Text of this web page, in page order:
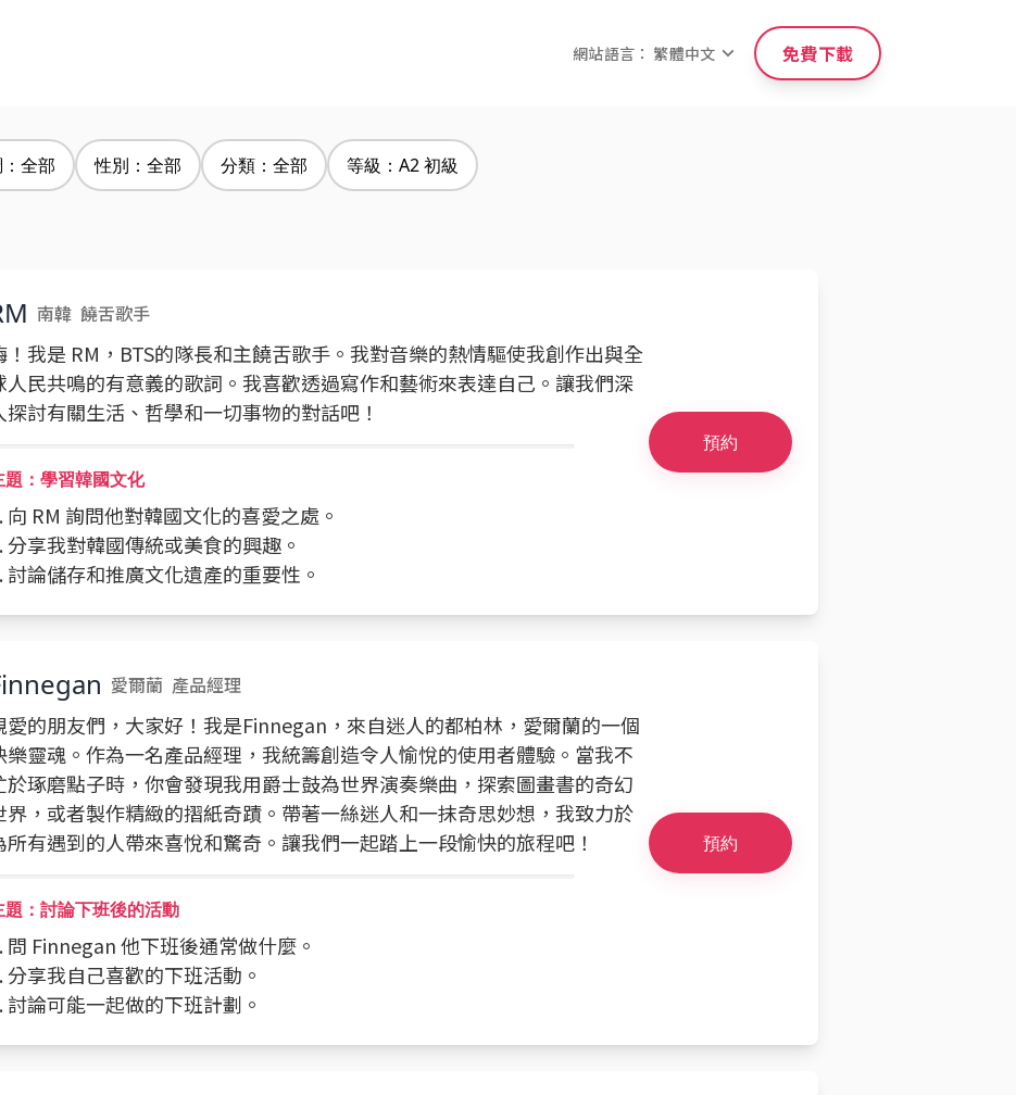
網站語言： 繁體中文 免費下載
全部 性別：全部 分類：全部 等級：A2 初級
南韓 饒舌歌手
！我是 RM，BTS的隊長和主饒舌歌手。我對音樂的熱情驅使我創作出與全
人民共鳴的有意義的歌詞。我喜歡透過寫作和藝術來表達自己。讓我們深
探討有關生活、哲學和一切事物的對話吧！
題：學習韓國文化
向 RM 詢問他對韓國文化的喜愛之處。
分享我對韓國傳統或美食的興趣。
討論儲存和推廣文化遺產的重要性。
預約
愛爾蘭 產品經理
愛的朋友們，大家好！我是Finnegan，來自迷人的都柏林，愛爾蘭的一個
樂靈魂。作為一名產品經理，我統籌創造令人愉悅的使用者體驗。當我不
於琢磨點子時，你會發現我用爵士鼓為世界演奏樂曲，探索圖畫書的奇幻
界，或者製作精緻的摺紙奇蹟。帶著一絲迷人和一抹奇思妙想，我致力於
所有遇到的人帶來喜悅和驚奇。讓我們一起踏上一段愉快的旅程吧！
題：討論下班後的活動
問 Finnegan 他下班後通常做什麼。
分享我自己喜歡的下班活動。
討論可能一起做的下班計劃。
預約